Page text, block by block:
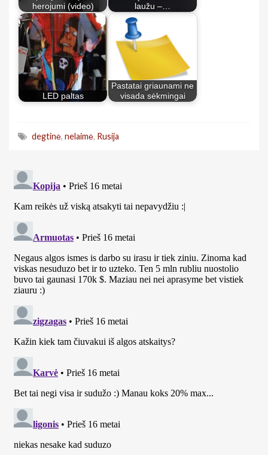
herojumi (video)
laužu –…
LED paltas
Pastatai griaunami ne
visada sėkmingai
degtinė, nelaimė, Rusija